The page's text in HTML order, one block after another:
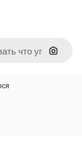
Поиск